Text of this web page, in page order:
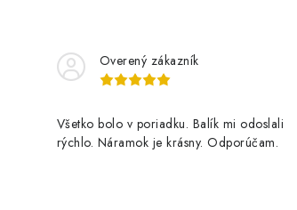
Overený zákazník
Všetko bolo v poriadku. Balík mi odoslali
rýchlo. Náramok je krásny. Odporúčam.